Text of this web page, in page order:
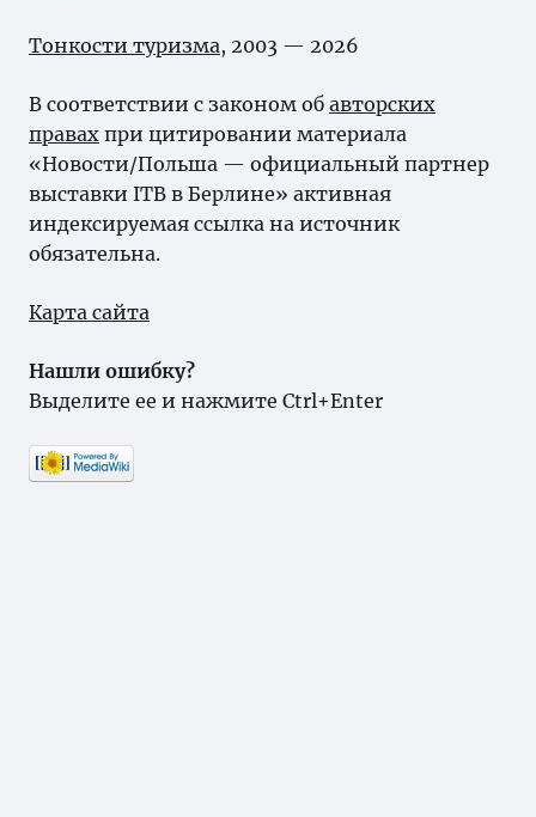
Тонкости туризма, 2003 — 2026
В соответствии с законом об авторских
правах при цитировании материала
«Новости/Польша — официальный партнер
выставки ITB в Берлине» активная
индексируемая ссылка на источник
обязательна.
Карта сайта
Нашли ошибку?
Выделите ее и нажмите Ctrl+Enter